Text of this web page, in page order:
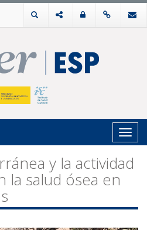
y la actividad
la salud ósea en